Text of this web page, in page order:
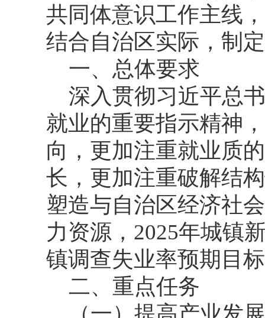
共同体意识工作主线
结合自治区实际，制
一、总体要求
深入贯彻习近平总
就业的重要指示精神
向，更加注重就业质
长，更加注重破解结
塑造与自治区经济社
力资源，2025年城镇
镇调查失业率预期目
二、重点任务